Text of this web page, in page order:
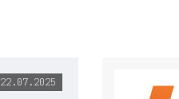
22.07.2025